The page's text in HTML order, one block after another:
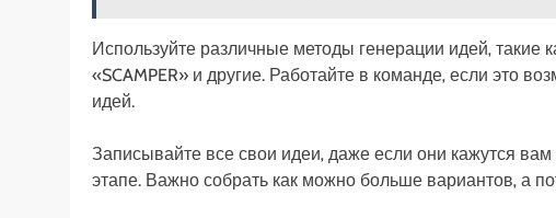
Используйте различные методы генерации идей‚
«SCAMPER» и другие. Работайте в команде‚ если это
идей.
Записывайте все свои идеи‚ даже если они кажутся
этапе. Важно собрать как можно больше вариантов‚ а